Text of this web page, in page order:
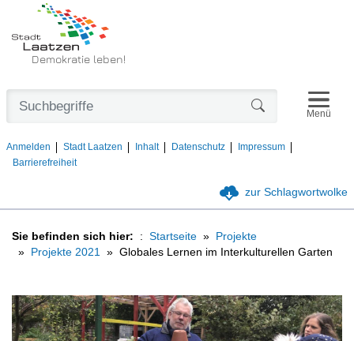
Demokratie leben!
Anmelden Stadt Laatzen Inhalt Datenschutz
Impressum
Barrierefreiheit
Menü
zur Schlagwortwolke
Sie befinden sich hier: Startseite
Projekte
Projekte 2021
Globales Lernen im Interkulturellen Garten